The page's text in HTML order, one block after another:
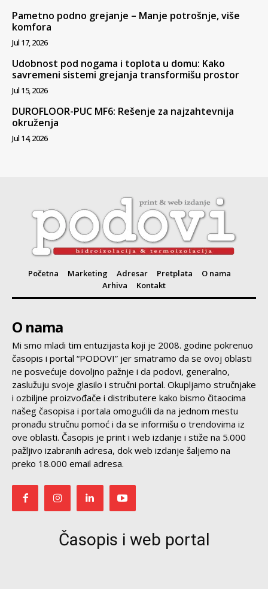
Pametno podno grejanje – Manje potrošnje, više
komfora
Jul 17, 2026
Udobnost pod nogama i toplota u domu: Kako
savremeni sistemi grejanja transformišu prostor
Jul 15, 2026
DUROFLOOR-PUC MF6: Rešenje za najzahtevnija
okruženja
Jul 14, 2026
Početna Marketing Adresar Pretplata
O nama
Arhiva
Kontakt
O nama
Mi smo mladi tim entuzijasta koji je 2008. godine pokrenuo
časopis i portal “PODOVI” jer smatramo da se ovoj oblasti
ne posvećuje dovoljno pažnje i da podovi, generalno,
zaslužuju svoje glasilo i stručni portal. Okupljamo stručnjake
i ozbiljne proizvođače i distributere kako bismo čitaocima
našeg časopisa i portala omogućili da na jednom mestu
pronađu stručnu pomoć i da se informišu o trendovima iz
ove oblasti. Časopis je print i web izdanje i stiže na 5.000
pažljivo izabranih adresa, dok web izdanje šaljemo na
preko 18.000 email adresa.
Časopis i web portal